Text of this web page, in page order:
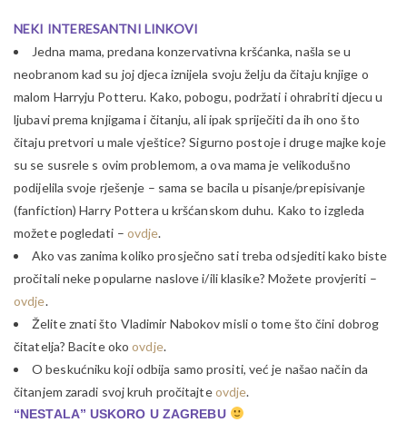
NEKI INTERESANTNI LINKOVI
Jedna mama, predana konzervativna kršćanka, našla se u
neobranom kad su joj djeca iznijela svoju želju da čitaju knjige o
malom Harryju Potteru. Kako, pobogu, podržati i ohrabriti djecu u
ljubavi prema knjigama i čitanju, ali ipak spriječiti da ih ono što
čitaju pretvori u male vještice? Sigurno postoje i druge majke koje
su se susrele s ovim problemom, a ova mama je velikodušno
podijelila svoje rješenje – sama se bacila u pisanje/prepisivanje
(fanfiction) Harry Pottera u kršćanskom duhu. Kako to izgleda
možete pogledati – ovdje.
Ako vas zanima koliko prosječno sati treba odsjediti kako biste
pročitali neke popularne naslove i/ili klasike? Možete provjeriti –
ovdje.
Želite znati što Vladimir Nabokov misli o tome što čini dobrog
čitatelja? Bacite okoovdje.
O beskućniku koji odbija samo prositi, već je našao način da
čitanjem zaradi svoj kruh pročitajteovdje.
“NESTALA” USKORO U ZAGREBU